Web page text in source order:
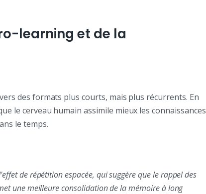
learning et de la
des formats plus courts, mais plus récurrents. En
le cerveau humain assimile mieux les connaissances
le temps.
de répétition espacée, qui suggère que le rappel des
une meilleure consolidation de la mémoire à long